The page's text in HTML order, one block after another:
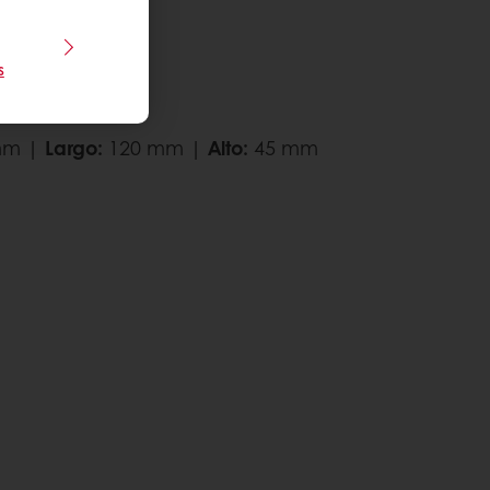
pieza:
| Largo: 120 mm | Alto: 45 mm